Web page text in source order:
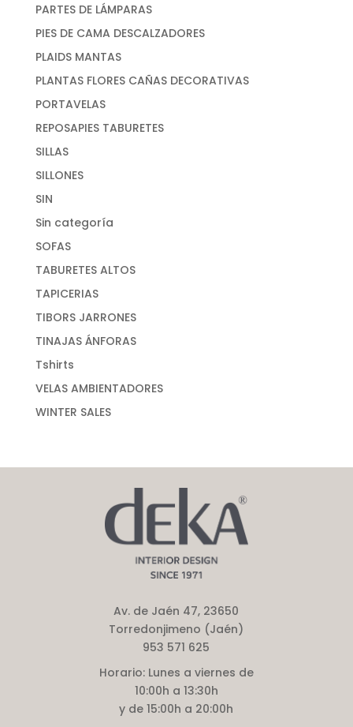
PARTES DE LÁMPARAS
PIES DE CAMA DESCALZADORES
PLAIDS MANTAS
PLANTAS FLORES CAÑAS DECORATIVAS
PORTAVELAS
REPOSAPIES TABURETES
SILLAS
SILLONES
SIN
Sin categoría
SOFAS
TABURETES ALTOS
TAPICERIAS
TIBORS JARRONES
TINAJAS ÁNFORAS
Tshirts
VELAS AMBIENTADORES
WINTER SALES
Av. de Jaén 47, 23650
Torredonjimeno (Jaén)
953 571 625
Horario:Lunes a viernes de
10:00h a 13:30h
y de 15:00h a 20:00h